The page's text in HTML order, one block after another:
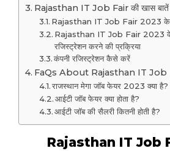
Rajasthan IT Job Fair की खास बातें
Rajasthan IT Job Fair 2023 के
Rajasthan IT Job Fair 2023
रजिस्ट्रेशन करने की प्रक्रिया
कंपनी रजिस्ट्रेशन कैसे करें
FaQs About Rajasthan IT Job
राजस्थान मेगा जॉब फेयर 2023 क्या है?
आईटी जॉब फेयर क्या होता है?
आईटी जॉब की सैलरी कितनी होती है?
Rajasthan IT Job